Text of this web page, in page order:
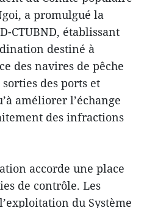
a promulgué la
CTUBND, établissant
destiné à
des navires de pêche
des ports et
améliorer l’échange
des infractions
accorde une place
de contrôle. Les
du Système